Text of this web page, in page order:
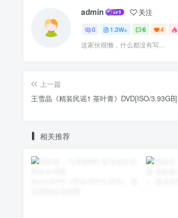
admin 关注
0 1.3W+ 6 4
这家伙很懒，什么都没有写...
上一篇
王雪晶《精装民谣1 茶叶青》DVD[ISO/3.93GB]
相关推荐